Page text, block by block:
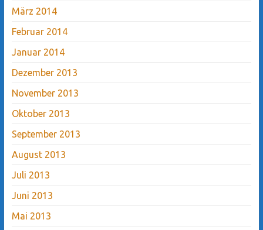
März 2014
Februar 2014
Januar 2014
Dezember 2013
November 2013
Oktober 2013
September 2013
August 2013
Juli 2013
Juni 2013
Mai 2013